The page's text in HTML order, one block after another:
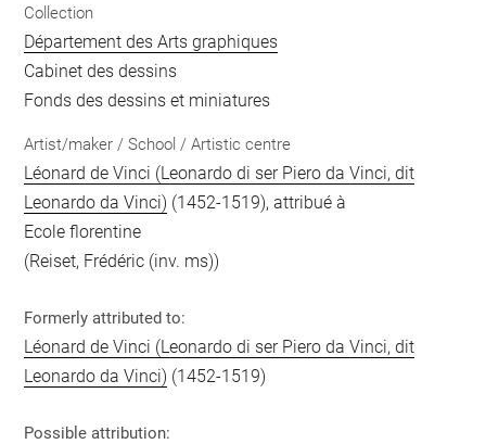
Collection
Département des Arts graphiques
Cabinet des dessins
Fonds des dessins et miniatures
Artist/maker / School / Artistic centre
Léonard de Vinci (Leonardo di ser Piero da Vinci, dit
Leonardo da Vinci) (1452-1519), attribué à
Ecole florentine
(Reiset, Frédéric (inv. ms))
Formerly attributed to:
Léonard de Vinci (Leonardo di ser Piero da Vinci, dit
Leonardo da Vinci) (1452-1519)
Possible attribution: